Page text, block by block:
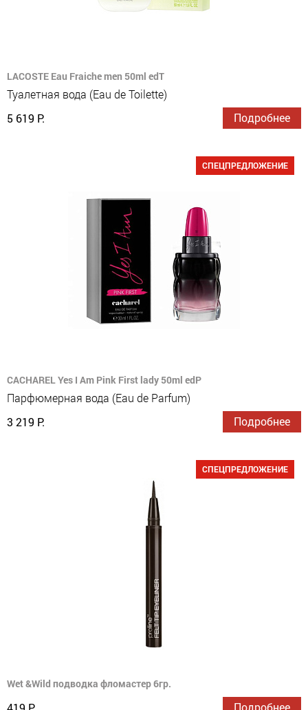
LACOSTE Eau Fraiche men 50ml edT
Туалетная вода (Eau de Toilette)
5 619 Р.
Подробнее
СПЕЦПРЕДЛОЖЕНИЕ
CACHAREL Yes I Am Pink First lady 50ml edP
Парфюмерная вода (Eau de Parfum)
3 219 Р.
Подробнее
СПЕЦПРЕДЛОЖЕНИЕ
Wet &Wild подводка фломастер 6гр.